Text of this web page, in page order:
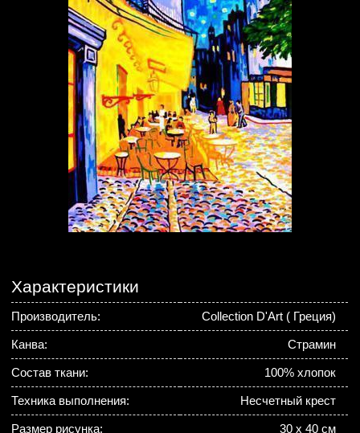
Характеристики
Производитель: Collection D'Art ( Греция)
Канва: Страмин
Состав ткани: 100% хлопок
Техника выполнения: Несчетный крест
Размер рисунка: 30 х 40 см